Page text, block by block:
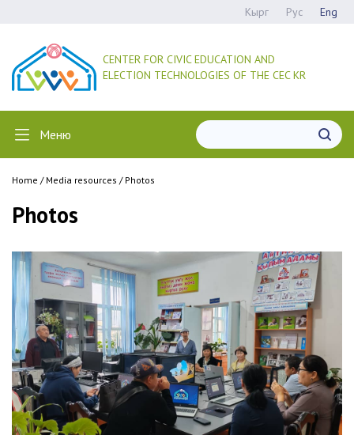
Кырг Рус Eng
CENTER FOR CIVIC EDUCATION AND
ELECTION TECHNOLOGIES OF THE CEC KR
Меню
Home / Media resources / Photos
Photos